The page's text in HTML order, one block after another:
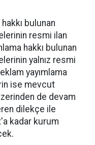
bulunan
resmi ilan
hakkı bulunan
yalnız resmi
yayımlama
ise mevcut
de devam
dilekçe ile
kadar kurum